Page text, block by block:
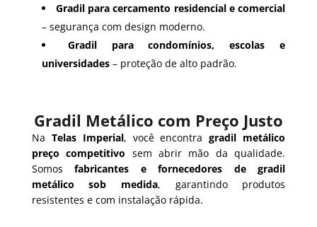
Gradil para cercamento residencial e comercial
– segurança com design moderno.
Gradil para condomínios, escolas e
universidades– proteção de alto padrão.
Gradil Metálico com Preço Justo
Na Telas Imperial, você encontragradil metálico
preço competitivo sem abrir mão da qualidade.
Somosfabricantes e fornecedores de gradil
metálico sob medida, garantindo produtos
resistentes e com instalação rápida.